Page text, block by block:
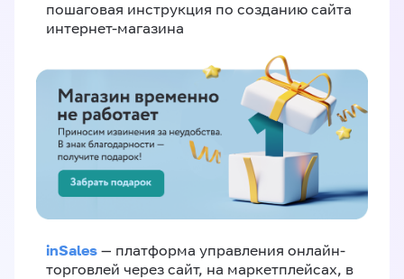
пошаговая инструкция по созданию сайта
интернет-магазина
inSales — платформа управления онлайн-
торговлей через сайт, на маркетплейсах, в